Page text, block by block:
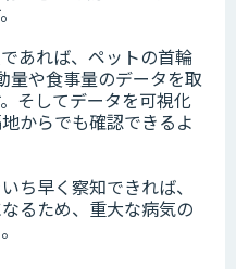
あれば、ペットの首輪
量や食事量のデータを取
そしてデータを可視化
からでも確認できるよ
ち早く察知できれば、
るため、重大な病気の